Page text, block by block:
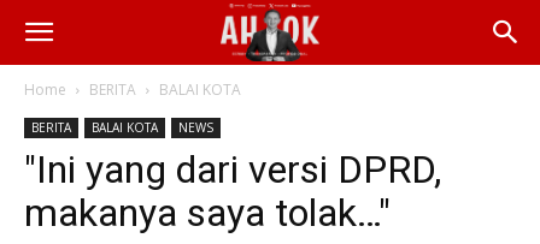
Home BERITA BALAI KOTA
BERITA BALAI KOTA NEWS
"Ini yang dari versi DPRD,
makanya saya tolak…"